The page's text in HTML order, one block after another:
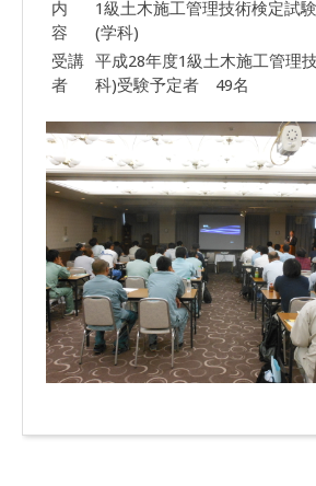
内
容
1級土木施工管理技術検定試
(学科)
受講
者
平成28年度1級土木施工管理
科)受験予定者 49名